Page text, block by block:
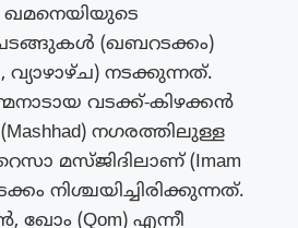
(ഖബറടക്കം)
നടക്കുന്നത്.
വടക്ക്-കിഴക്കൻ
നഗരത്തിലുള്ള
മസ്ജിദിലാണ് (Imam
നിശ്ചയിച്ചിരിക്കുന്നത്.
ഖോം (Qom) എന്നീ